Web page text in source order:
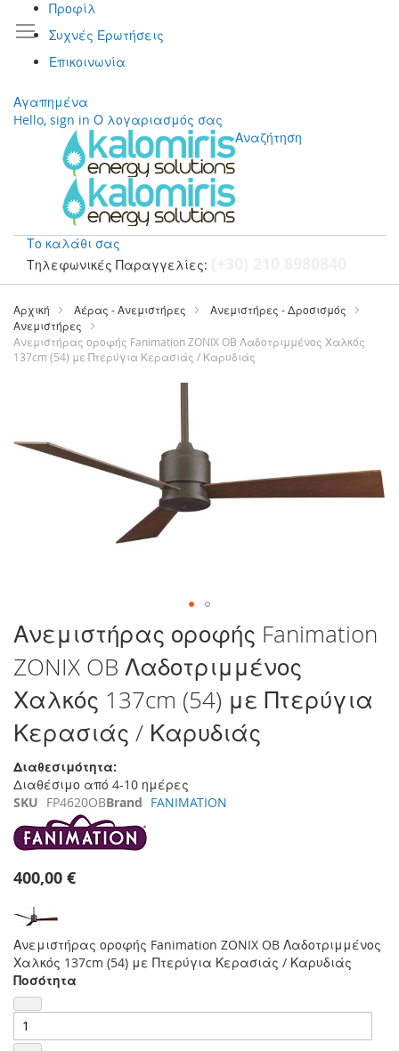
Προφίλ
Συχνές Ερωτήσεις
Επικοινωνία
Αγαπημένα
Hello, sign in Ο λογαριασμός σας
Αναζήτηση
Το καλάθι σας
Τηλεφωνικές Παραγγελίες:
Μετάβαση
περιεχόμενο
Αρχική Αέρας - Ανεμιστήρες
Ανεμιστήρες - Δροσισμός
Ανεμιστήρες
Ανεμιστήρας οροφής Fanimation ZONIX OB Λαδοτριμμένος Χαλκός
137cm (54) με Πτερύγια Κερασιάς / Καρυδιάς
της
συλλογής
Μετάβαση
στην
αρχή
της
συλλογής
εικόνων
Ανεμιστήρας οροφής Fanimation
ZONIX OB Λαδοτριμμένος
Χαλκός 137cm (54) με Πτερύγια
Κερασιάς / Καρυδιάς
Διαθεσιμότητα:
Διαθέσιμο από 4-10 ημέρες
SKU FP4620OBBrand FANIMATION
400,00 €
Ανεμιστήρας οροφής Fanimation ZONIX OB Λαδοτριμμένος
Χαλκός 137cm (54) με Πτερύγια Κερασιάς / Καρυδιάς
Ποσότητα